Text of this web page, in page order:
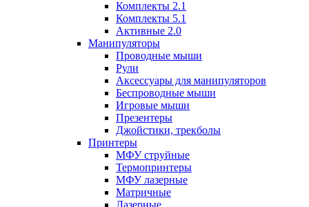
Комплекты 2.1
Комплекты 5.1
Активные 2.0
Манипуляторы
Проводные мыши
Рули
Аксессуары для манипуляторов
Беспроводные мыши
Игровые мыши
Презентеры
Джойстики, трекболы
Принтеры
МФУ струйные
Термопринтеры
МФУ лазерные
Матричные
Лазерные